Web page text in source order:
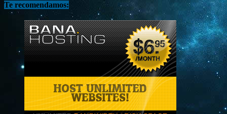
Te recomendamos: